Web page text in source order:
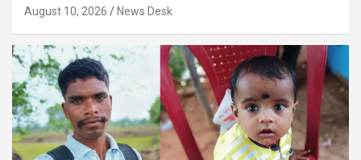
August 10, 2026 News Desk